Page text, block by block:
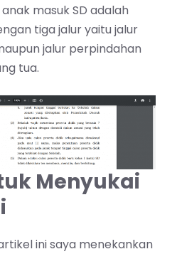
masuk SD adalah
tiga jalur yaitu jalur
jalur perpindahan
tua.
Menyukai
ini saya menekankan